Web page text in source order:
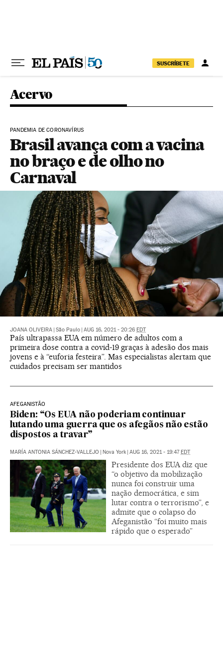
SUSCRÍBETE
Acervo
PANDEMIA DE CORONAVÍRUS
Brasil avança com a vacina
no braço e de olho no
Carnaval
JOANA OLIVEIRA São Paulo AUG 16, 2021 - 20:26 EDT
País ultrapassa EUA em número de adultos com a
primeira dose contra a covid-19 graças à adesão dos mais
jovens e à “euforia festeira”. Mas especialistas alertam que
cuidados precisam ser mantidos
AFEGANISTÃO
Biden: “Os EUA não poderiam continuar
lutando uma guerra que os afegãos não estão
dispostos a travar”
MARÍA ANTONIA SÁNCHEZ-VALLEJO Nova York AUG 16, 2021 - 19:47 EDT
Presidente dos EUA diz que
“o objetivo da mobilização
nunca foi construir uma
nação democrática, e sim
lutar contra o terrorismo”, e
admite que o colapso do
Afeganistão “foi muito mais
rápido que o esperado”